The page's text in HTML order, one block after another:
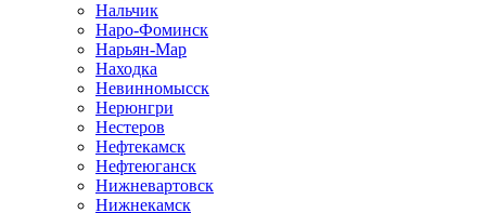
Нальчик
Наро-Фоминск
Нарьян-Мар
Находка
Невинномысск
Нерюнгри
Нестеров
Нефтекамск
Нефтеюганск
Нижневартовск
Нижнекамск